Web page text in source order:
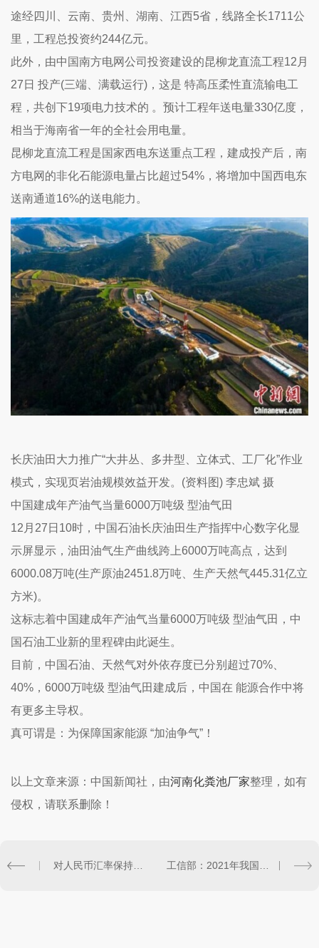
途经四川、云南、贵州、湖南、江西5省，线路全长1711公
里，工程总投资约244亿元。
此外，由中国南方电网公司投资建设的昆柳龙直流工程12月
27日 投产(三端、满载运行)，这是 特高压柔性直流输电工
程，共创下19项电力技术的 。预计工程年送电量330亿度，
相当于海南省一年的全社会用电量。
昆柳龙直流工程是国家西电东送重点工程，建成投产后，南
方电网的非化石能源电量占比超过54%，将增加中国西电东
送南通道16%的送电能力。
长庆油田大力推广“大井丛、多井型、立体式、工厂化”作业
模式，实现页岩油规模效益开发。(资料图) 李忠斌 摄
中国建成年产油气当量6000万吨级 型油气田
12月27日10时，中国石油长庆油田生产指挥中心数字化显
示屏显示，油田油气生产曲线跨上6000万吨高点，达到
6000.08万吨(生产原油2451.8万吨、生产天然气445.31亿立
方米)。
这标志着中国建成年产油气当量6000万吨级 型油气田，中
国石油工业新的里程碑由此诞生。
目前，中国石油、天然气对外依存度已分别超过70%、
40%，6000万吨级 型油气田建成后，中国在 能源合作中将
有更多主导权。
真可谓是：为保障国家能源 “加油争气”！
以上文章来源：中国新闻社，由河南化粪池厂家整理，如有
侵权，请联系删除！
对人民币汇率保持平常心 工信部：2021年我国将新建5G基站60万个以上